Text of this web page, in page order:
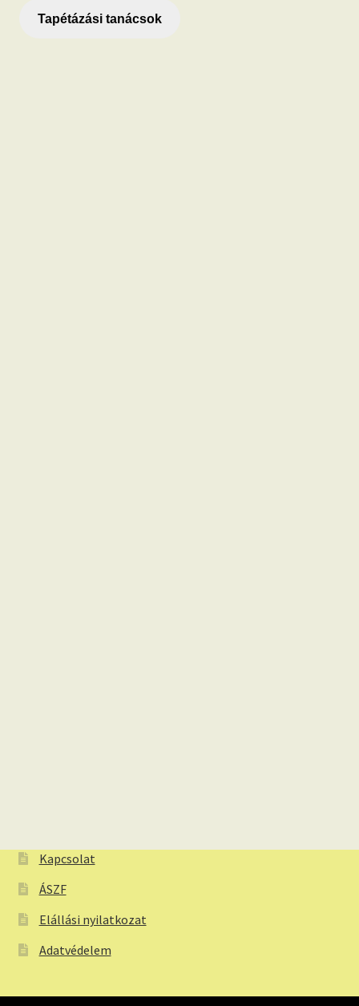
Tapétázási tanácsok
Kapcsolat
ÁSZF
Elállási nyilatkozat
Adatvédelem